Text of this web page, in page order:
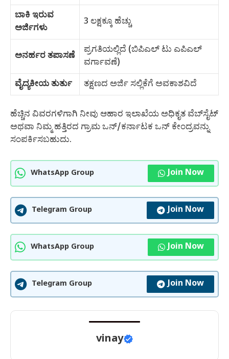
ಬಾಕಿ ಇರುವ
ಅರ್ಜಿಗಳು
3 ಲಕ್ಷಕ್ಕೂ ಹೆಚ್ಚು
ಅನರ್ಹರ ತಪಾಸಣೆ
ಪ್ರಗತಿಯಲ್ಲಿದೆ (ಬಿಪಿಎಲ್ ಟು ಎಪಿಎಲ್
ವರ್ಗಾವಣೆ)
ವೈದ್ಯಕೀಯ ತುರ್ತು
ತಕ್ಷಣದ ಅರ್ಜಿ ಸಲ್ಲಿಕೆಗೆ ಅವಕಾಶವಿದೆ
ಹೆಚ್ಚಿನ ವಿವರಗಳಿಗಾಗಿ ನೀವು ಆಹಾರ ಇಲಾಖೆಯ ಅಧಿಕೃತ ವೆಬ್‌ಸೈಟ್
ಅಥವಾ ನಿಮ್ಮ ಹತ್ತಿರದ ಗ್ರಾಮ ಒನ್/ಕರ್ನಾಟಕ ಒನ್ ಕೇಂದ್ರವನ್ನು
ಸಂಪರ್ಕಿಸಬಹುದು.
WhatsApp Group Join Now
Telegram Group Join Now
WhatsApp Group Join Now
Telegram Group Join Now
vinay